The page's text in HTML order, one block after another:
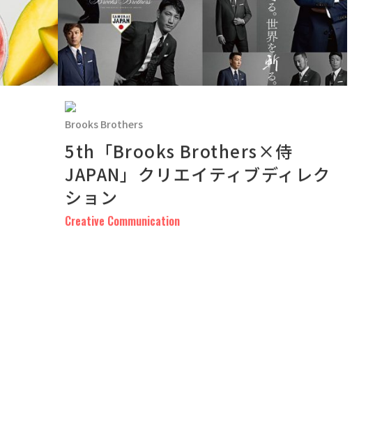
Brooks Brothers
5th「Brooks Brothers×侍
JAPAN」クリエイティブディレク
ション
Creative Communication